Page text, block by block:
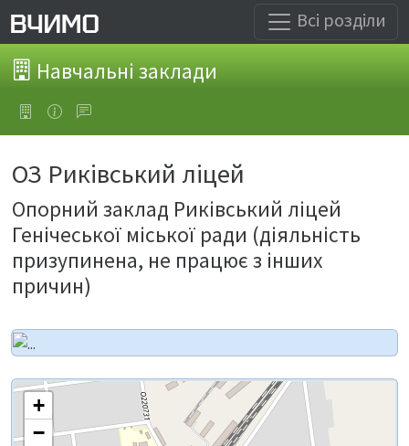
Всі розділи
Навчальні заклади
ОЗ Риківський ліцей
Опорний заклад Риківський ліцей
Генічеської міської ради (діяльність
призупинена, не працює з інших
причин)
+
−